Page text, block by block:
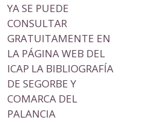
YA SE PUEDE
CONSULTAR
GRATUITAMENTE EN
LA PÁGINA WEB DEL
ICAP LA BIBLIOGRAFÍA
DE SEGORBE Y
COMARCA DEL
PALANCIA